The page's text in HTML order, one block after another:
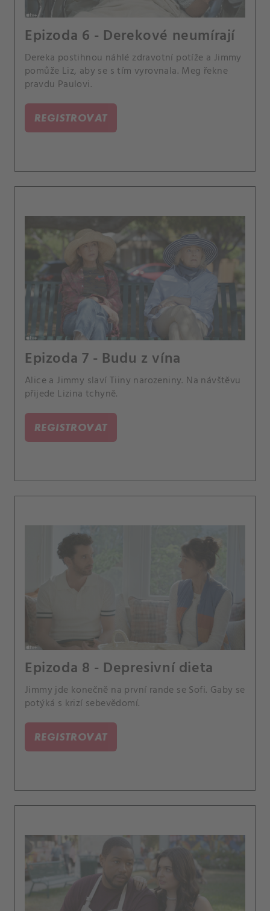
Epizoda 6 - Derekové neumírají
Dereka postihnou náhlé zdravotní potíže a Jimmy
pomůže Liz, aby se s tím vyrovnala. Meg řekne
pravdu Paulovi.
REGISTROVAT
Epizoda 7 - Budu z vína
Alice a Jimmy slaví Tiiny narozeniny. Na návštěvu
přijede Lizina tchyně.
REGISTROVAT
Epizoda 8 - Depresivní dieta
Jimmy jde konečně na první rande se Sofi. Gaby se
potýká s krizí sebevědomí.
REGISTROVAT